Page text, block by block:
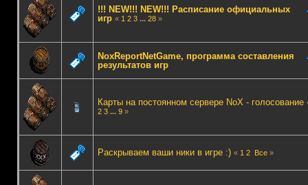
!!! NEW!!! NEW!!! Расписание официальных
игр « 1 2 3 ... 28»
NoxReportNetGame, программа составления
результатов игр
Карты на постоянном сервере NoX - голосование
2 3 ... 9»
Раскрываем ваши ники в игре :) « 1 2 Все»